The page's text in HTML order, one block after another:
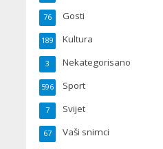
Gosti
76
Kultura
189
Nekategorisano
3
Sport
596
Svijet
7
Vaši snimci
67